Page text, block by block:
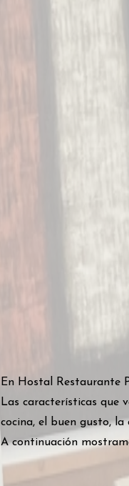
En Hostal Restaurante
Las características que
cocina, el buen gusto, la
A continuación